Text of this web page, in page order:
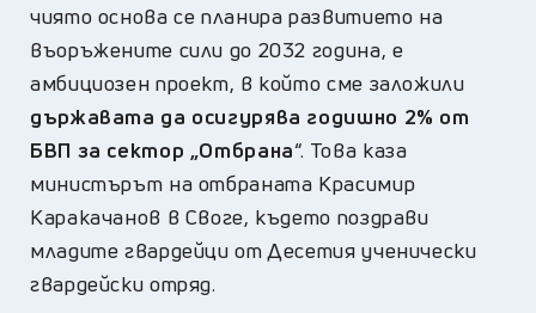
чиято основа се планира развитието на
въоръжените сили до 2032 година, е
амбициозен проект, в който сме заложили
държавата да осигурява годишно 2% от
БВП за сектор „Отбрана“. Това каза
министърът на отбраната Красимир
Каракачанов в Своге, където поздрави
младите гвардейци от Десетия ученически
гвардейски отряд.